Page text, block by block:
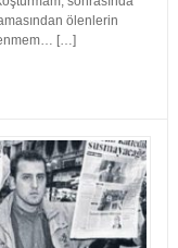
ölenlerin
[…]